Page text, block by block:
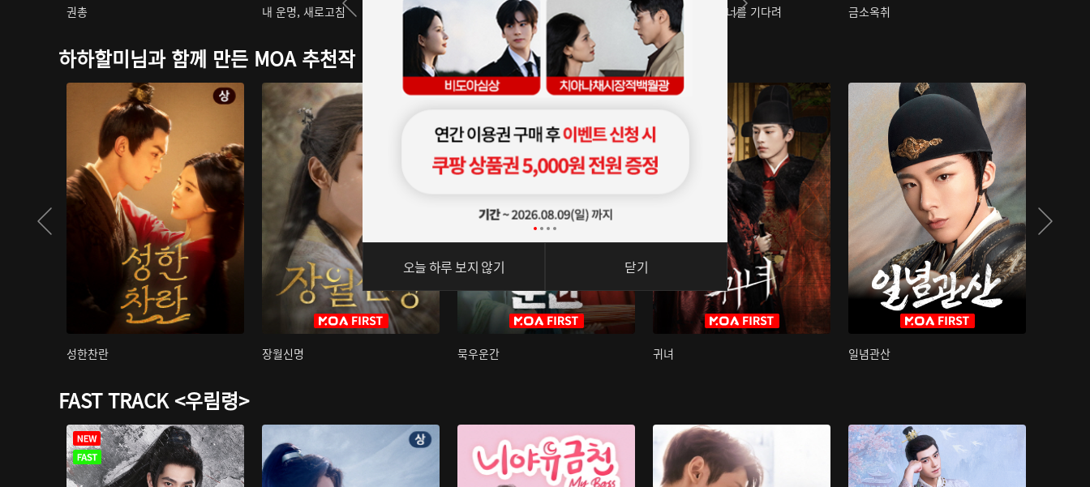
권총 내 운명, 새로고침 아재저리등니 : 너를 기다려 금소옥취
하하할미님과 함께 만든 MOA 추천작
성한찬란 장월신명 묵우운간 귀녀 일념관산
FAST TRACK <우림령>
오늘 하루 보지 않기 닫기